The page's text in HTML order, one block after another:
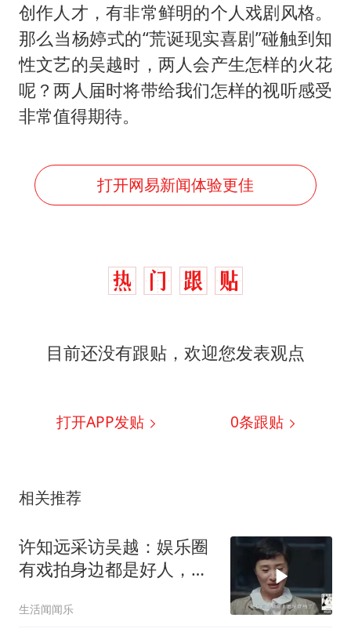
创作人才，有非常鲜明的个人戏剧风格。
那么当杨婷式的“荒诞现实喜剧”碰触到知
性文艺的吴越时，两人会产生怎样的火花
呢？两人届时将带给我们怎样的视听感受
非常值得期待。
打开网易新闻体验更佳
目前还没有跟贴，欢迎您发表观点
打开APP发贴 0条跟贴
相关推荐
许知远采访吴越：娱乐圈
有戏拍身边都是好人，没
生活闻闻乐